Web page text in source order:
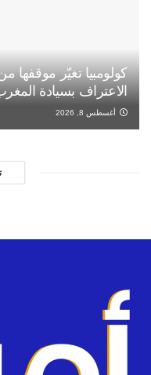
كولومبيا تغيّر موقفها
الاعتراف بسيادة
أغسطس 8, 2026